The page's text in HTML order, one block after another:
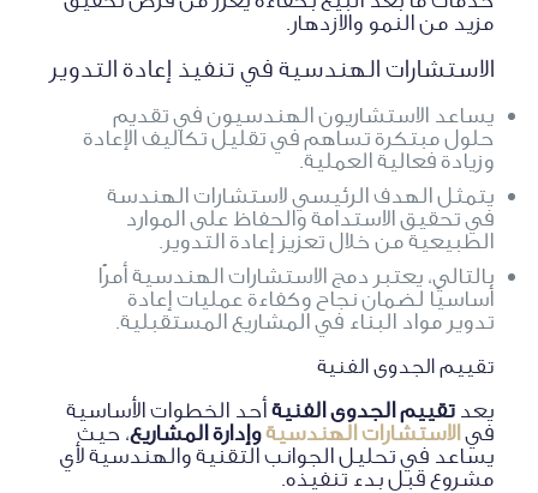
مزيد من النمو والازدهار.
الاستشارات الهندسية في تنفيذ إعادة التدوير
يساعد الاستشاريون الهندسيون في تقديم
حلول مبتكرة تساهم في تقليل تكاليف الإعادة
وزيادة فعالية العملية.
يتمثل الهدف الرئيسي لاستشارات الهندسة
في تحقيق الاستدامة والحفاظ على الموارد
الطبيعية من خلال تعزيز إعادة التدوير.
بالتالي، يعتبر دمج الاستشارات الهندسية أمرًا
أساسيًا لضمان نجاح وكفاءة عمليات إعادة
تدوير مواد البناء في المشاريع المستقبلية.
تقييم الجدوى الفنية
يعدتقييم الجدوى الفنيةأحد الخطوات الأساسية
فيالاستشارات الهندسيةوإدارة المشاريع، حيث
يساعد في تحليل الجوانب التقنية والهندسية لأي
مشروع قبل بدء تنفيذه.